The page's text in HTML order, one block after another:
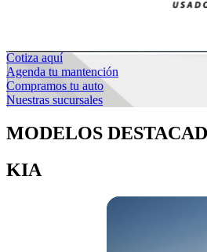
Cotiza aquí
Agenda tu mantención
Compramos tu auto
Nuestras sucursales
MODELOS
KIA